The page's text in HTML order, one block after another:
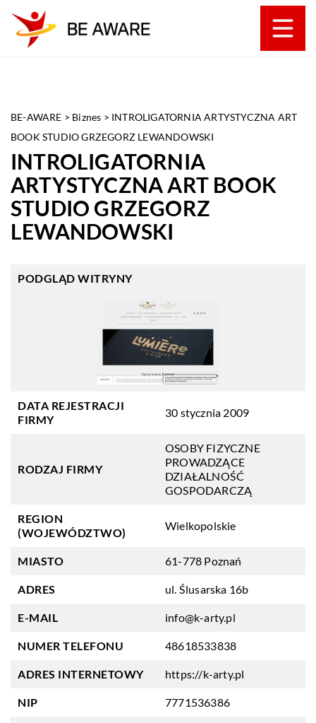
BE-AWARE > Biznes > INTROLIGATORNIA ARTYSTYCZNA ART
BOOK STUDIO GRZEGORZ LEWANDOWSKI
INTROLIGATORNIA
ARTYSTYCZNA ART BOOK
STUDIO GRZEGORZ
LEWANDOWSKI
PODGLĄD WITRYNY
DATA REJESTRACJI
FIRMY
30 stycznia 2009
RODZAJ FIRMY
OSOBY FIZYCZNE
PROWADZĄCE
DZIAŁALNOŚĆ
GOSPODARCZĄ
REGION
(WOJEWÓDZTWO)
Wielkopolskie
MIASTO 61-778 Poznań
ADRES ul. Ślusarska 16b
E-MAIL info@k-arty.pl
NUMER TELEFONU 48618533838
ADRES INTERNETOWY https://k-arty.pl
NIP 7771536386